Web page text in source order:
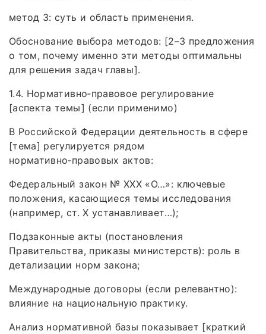
метод 3: суть и область применения.
Обоснование выбора методов: [2–3 предложения
о том, почему именно эти методы оптимальны
для решения задач главы].
1.4. Нормативно‑правовое регулирование
[аспекта темы] (если применимо)
В Российской Федерации деятельность в сфере
[тема] регулируется рядом
нормативно‑правовых актов:
Федеральный закон № XXX «О…»: ключевые
положения, касающиеся темы исследования
(например, ст. X устанавливает…);
Подзаконные акты (постановления
Правительства, приказы министерств): роль в
детализации норм закона;
Международные договоры (если релевантно):
влияние на национальную практику.
Анализ нормативной базы показывает [краткий